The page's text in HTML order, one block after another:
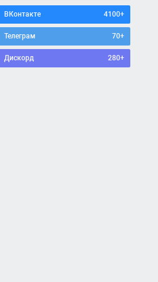
ВКонтакте 4100+
Телеграм 70+
Дискорд 280+